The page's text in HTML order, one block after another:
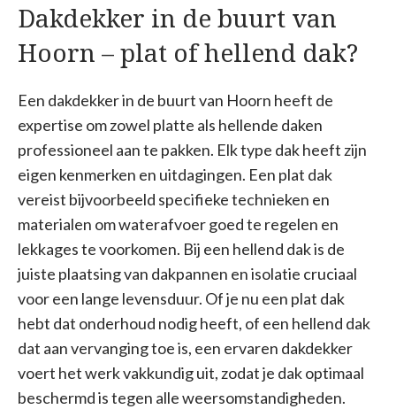
Dakdekker in de buurt van
Hoorn – plat of hellend dak?
Een dakdekker in de buurt van Hoorn heeft de
expertise om zowel platte als hellende daken
professioneel aan te pakken. Elk type dak heeft zijn
eigen kenmerken en uitdagingen. Een plat dak
vereist bijvoorbeeld specifieke technieken en
materialen om waterafvoer goed te regelen en
lekkages te voorkomen. Bij een hellend dak is de
juiste plaatsing van dakpannen en isolatie cruciaal
voor een lange levensduur. Of je nu een plat dak
hebt dat onderhoud nodig heeft, of een hellend dak
dat aan vervanging toe is, een ervaren dakdekker
voert het werk vakkundig uit, zodat je dak optimaal
beschermd is tegen alle weersomstandigheden.